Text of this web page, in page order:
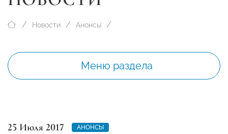
Новости Анонсы
Меню раздела
25 Июля 2017 АНОНСЫ